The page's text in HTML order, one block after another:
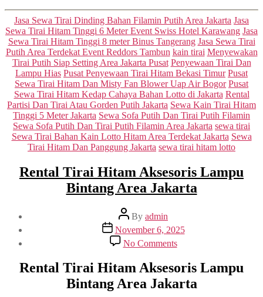
Categories
Jasa Sewa Tirai Dinding Bahan Filamin Putih Area Jakarta Jasa
Sewa Tirai Hitam Tinggi 6 Meter Event Swiss Hotel Karawang Jasa
Sewa Tirai Hitam Tinggi 8 meter Binus Tangerang Jasa Sewa Tirai
Putih Area Terdekat Event Reddors Tambun kain tirai Menyewakan
Tirai Putih Siap Setting Area Jakarta Pusat Penyewaan Tirai Dan
Lampu Hias Pusat Penyewaan Tirai Hitam Bekasi Timur Pusat
Sewa Tirai Hitam Dan Misty Fan Blower Uap Air Bogor Pusat
Sewa Tirai Hitam Kedap Cahaya Bahan Lotto di Jakarta Rental
Partisi Dan Tirai Atau Gorden Putih Jakarta Sewa Kain Tirai Hitam
Tinggi 5 Meter Jakarta Sewa Sofa Putih Dan Tirai Putih Filamin
Sewa Sofa Putih Dan Tirai Putih Filamin Area Jakarta sewa tirai
Sewa Tirai Bahan Kain Lotto Hitam Area Terdekat Jakarta Sewa
Tirai Hitam Dan Panggung Jakarta sewa tirai hitam lotto
Rental Tirai Hitam Aksesoris Lampu
Bintang Area Jakarta
Post
author
By admin
Post
date
November 6, 2025
No Commentson
Rental
Tirai
Hitam
Aksesoris
Rental Tirai Hitam Aksesoris Lampu
Bintang Area Jakarta